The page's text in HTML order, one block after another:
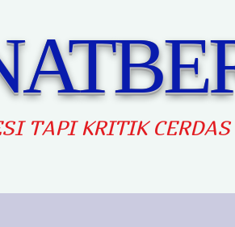
I TAPI KRITIK CERDAS